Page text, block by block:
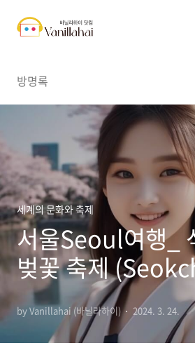
방명록
세계의 문화와 축제
서울Seoul여행_
벚꽃 축제
Cherry Blossom
Festival)_무료
by Vanillahai (바닐라하이) 2024. 3. 24.